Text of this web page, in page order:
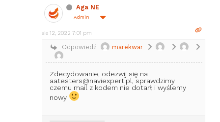
Aga NE
Admin
sie 12, 2022 7:01 pm
Odpowiedź marekwar
Zdecydowanie, odezwij się na
aatesters@naviexpert.pl, sprawdzimy
czemu mail z kodem nie dotarł i wyślemy
nowy